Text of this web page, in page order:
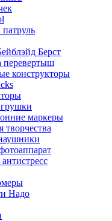
Берст
конструкторы
маркеры
творчества
Надо